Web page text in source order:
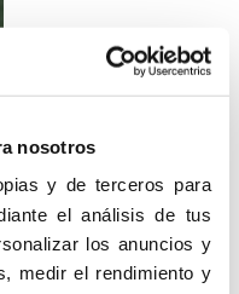
nosotros
y de terceros para
el análisis de tus
los anuncios y
medir el rendimiento y